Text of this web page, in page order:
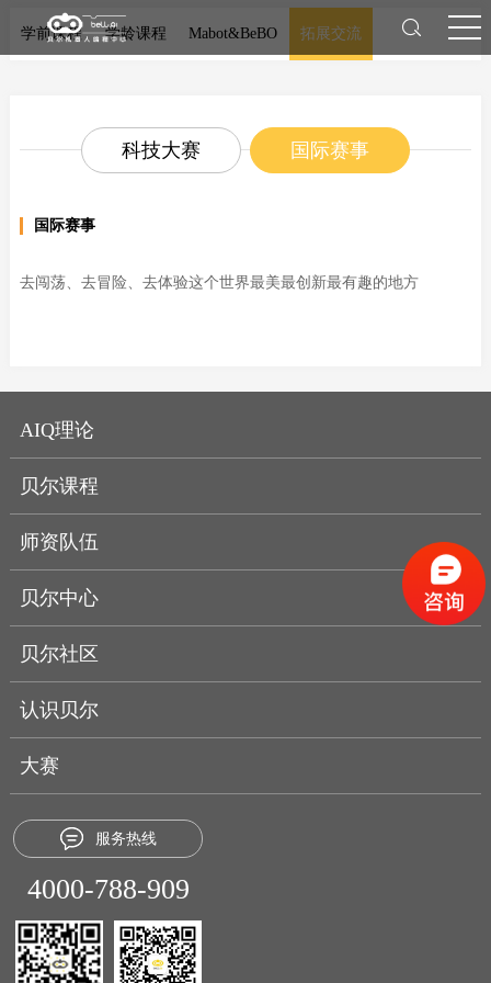
学前课程 学龄课程 Mabot&BeBO 拓展交流
科技大赛 国际赛事
国际赛事
去闯荡、去冒险、去体验这个世界最美最创新最有趣的地方
AIQ理论
贝尔课程
师资队伍
贝尔中心
贝尔社区
认识贝尔
大赛
服务热线
4000-788-909